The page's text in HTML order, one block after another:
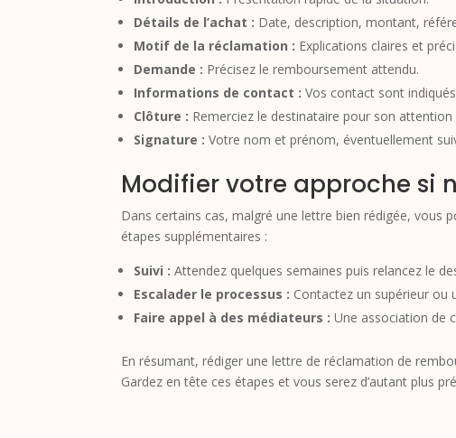
Détails de l’achat : Date, description, montant,
Motif de la réclamation : Explications claires et
Demande : Précisez le remboursement attendu.
Informations de contact : Vos contact sont
Clôture : Remerciez le destinataire pour son
Signature : Votre nom et prénom, éventuellement
Modifier votre approche si
Dans certains cas, malgré une lettre bien rédigée, vous
étapes supplémentaires :
Suivi : Attendez quelques semaines puis relancez le
Escalader le processus : Contactez un supérieur ou
Faire appel à des médiateurs : Une association de
En résumant, rédiger une lettre de réclamation de
Gardez en tête ces étapes et vous serez d’autant plus